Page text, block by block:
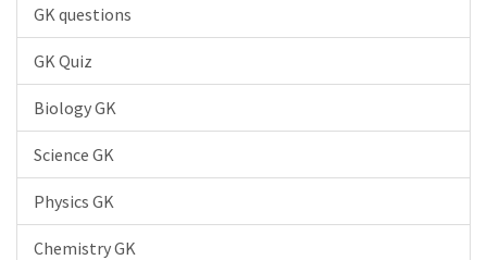
GK questions
GK Quiz
Biology GK
Science GK
Physics GK
Chemistry GK